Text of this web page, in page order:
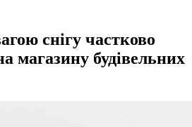
снігу частково
магазину будівельних